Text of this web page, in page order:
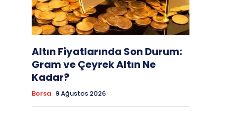
Altın Fiyatlarında Son Durum:
Gram ve Çeyrek Altın Ne
Kadar?
Borsa 9 Ağustos 2026